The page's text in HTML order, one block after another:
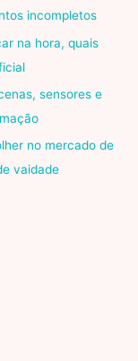
incompletos
na hora, quais
sensores e
no mercado de
vaidade